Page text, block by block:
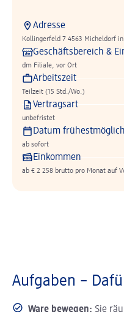
Adresse
Kollingerfeld 7 4563 Micheldorf
Geschäftsbereich &
dm Filiale, vor Ort
Arbeitszeit
Teilzeit (15 Std./Wo.)
Vertragsart
unbefristet
Datum
ab sofort
Einkommen
ab € 2 258 brutto pro Monat auf
Aufgaben –
Ware bewegen: Sie